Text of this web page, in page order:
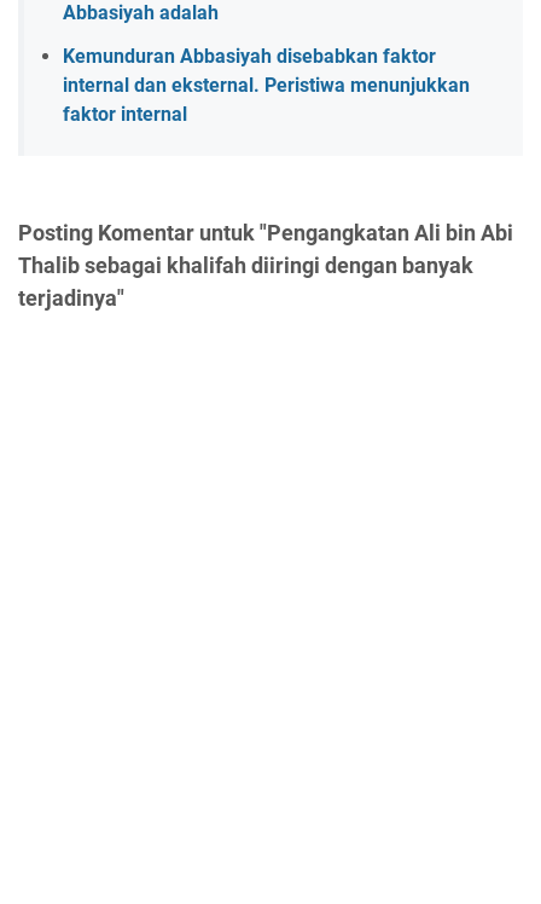
Abbasiyah adalah
Kemunduran Abbasiyah disebabkan faktor
internal dan eksternal. Peristiwa menunjukkan
faktor internal
Posting Komentar untuk "Pengangkatan Ali bin Abi
Thalib sebagai khalifah diiringi dengan banyak
terjadinya"